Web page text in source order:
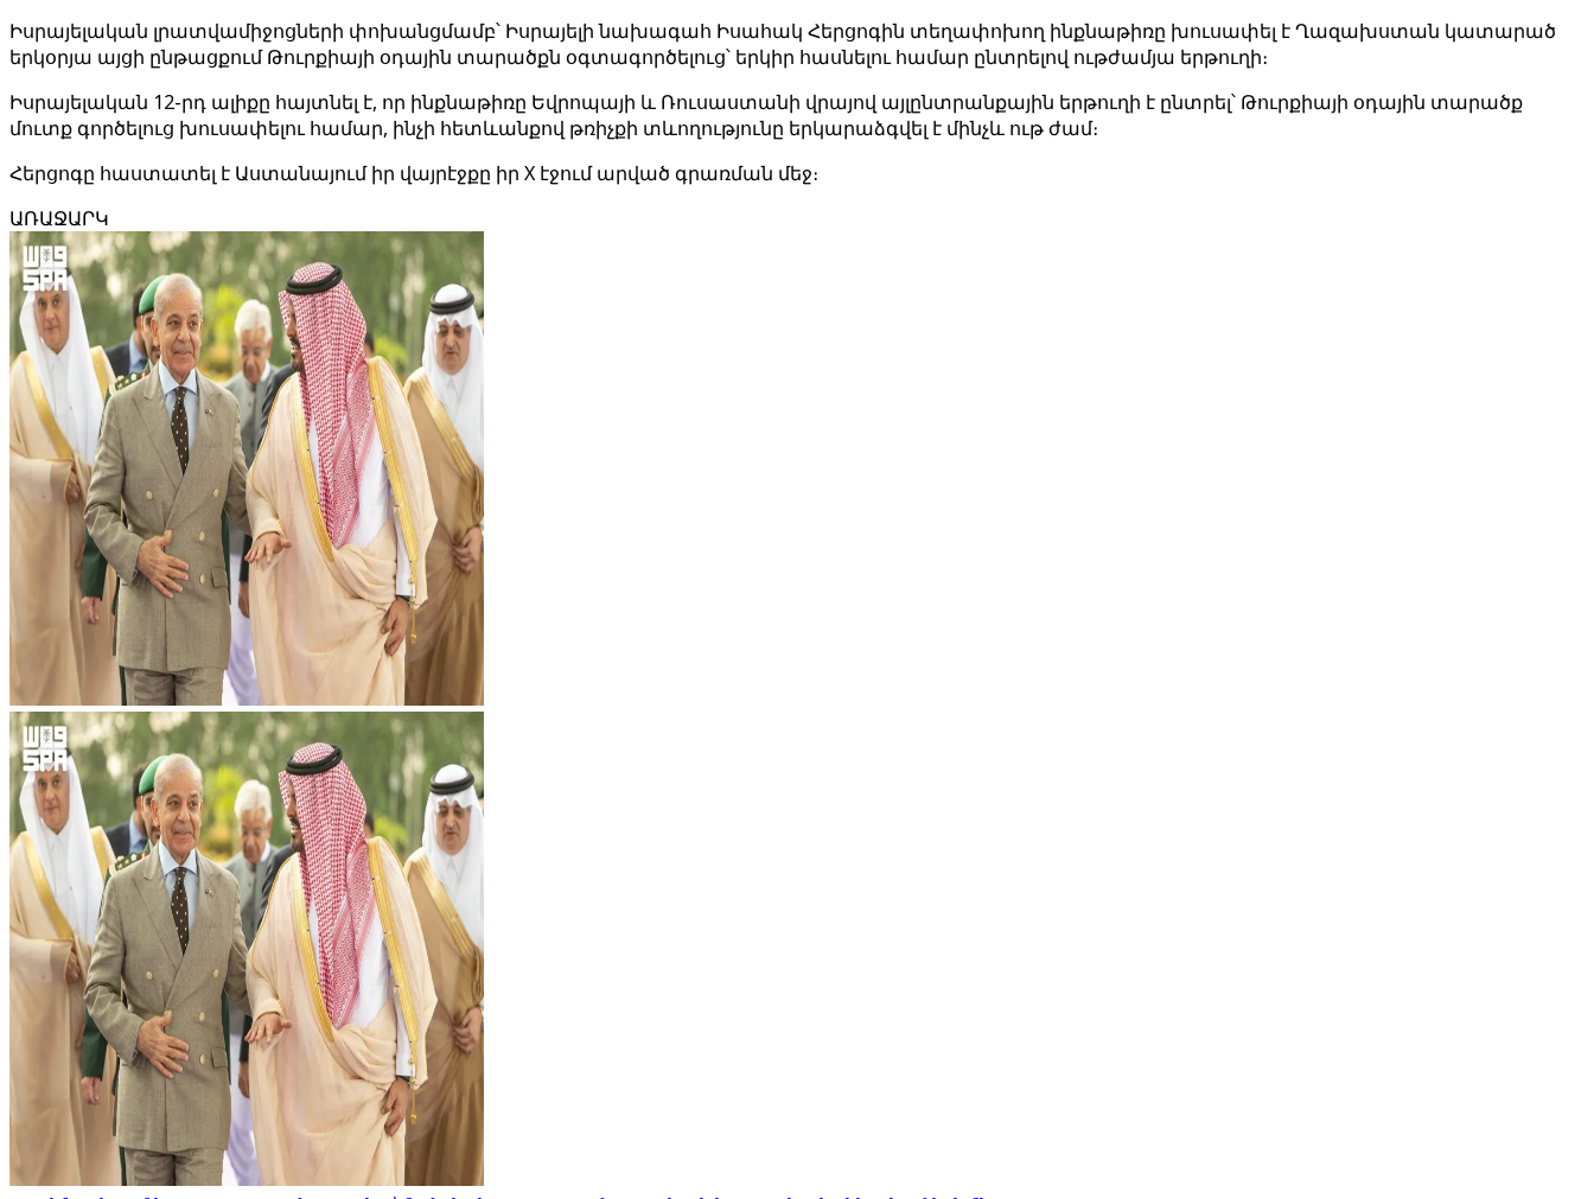
Իսրայելական լրատվամիջոցների փոխանցմամբ՝ Իսրայելի նախագահ Իսահակ Հերցոգին տեղափոխող ինքնաթիռը խուսափել է Ղազախստան կատարած
երկօրյա այցի ընթացքում Թուրքիայի օդային տարածքն օգտագործելուց՝ երկիր հասնելու համար ընտրելով ութժամյա երթուղի։
Իսրայելական 12-րդ ալիքը հայտնել է, որ ինքնաթիռը Եվրոպայի և Ռուսաստանի վրայով այլընտրանքային երթուղի է ընտրել՝ Թուրքիայի օդային տարածք
մուտք գործելուց խուսափելու համար, ինչի հետևանքով թռիչքի տևողությունը երկարաձգվել է մինչև ութ ժամ։
Հերցոգը հաստատել է Աստանայում իր վայրէջքը իր X էջում արված գրառման մեջ։
ԱՌԱՋԱՐԿ